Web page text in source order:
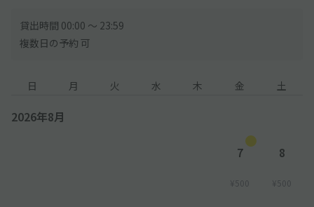
貸出時間 00:00 〜 23:59
複数日の予約 可
日 月 火 水 木 金 土
2026年8月
7
¥500
8
¥500